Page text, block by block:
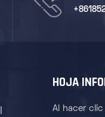
HOJA
Al hacer